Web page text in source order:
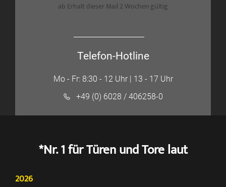
ab Erhalt dieser Mail 2 Wochen gültig
Telefon-Hotline
Mo - Fr: 8:30 - 12 Uhr | 13 - 17 Uhr
+49 (0) 6028 / 406258-0
*Nr. 1 für Türen und Tore laut
2026